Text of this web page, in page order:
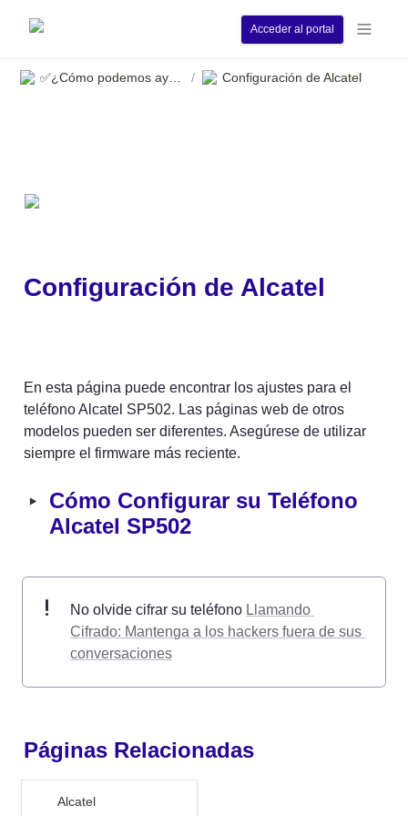
Acceder al portal
/ Configuración de Alcatel
Configuración de Alcatel
En esta página puede encontrar los ajustes para el
teléfono Alcatel SP502. Las páginas web de otros
modelos pueden ser diferentes. Asegúrese de utilizar
siempre el firmware más reciente.
‣ Cómo Configurar su Teléfono
Alcatel SP502
No olvide cifrar su teléfono Llamando
Cifrado: Mantenga a los hackers fuera de sus
conversaciones
Páginas Relacionadas
Alcatel